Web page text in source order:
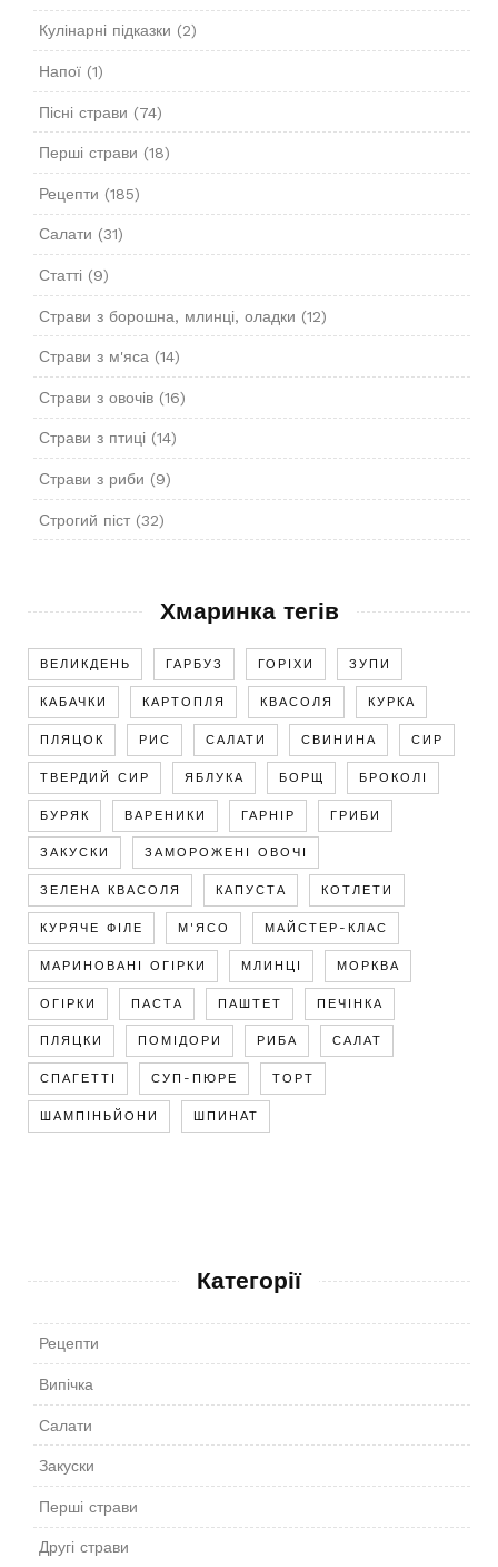
Кулінарні підказки (2)
Напої(1)
Пісні страви (74)
Перші страви (18)
Рецепти (185)
Салати (31)
Статті (9)
Страви з борошна, млинці, оладки (12)
Страви з м'яса(14)
Страви з овочів(16)
Страви з птиці (14)
Страви з риби (9)
Строгий піст(32)
Хмаринка тегів
ВЕЛИКДЕНЬ ГАРБУЗ ГОРІХИ ЗУПИ
КАБАЧКИ КАРТОПЛЯ КВАСОЛЯ КУРКА
ПЛЯЦОК РИС САЛАТИ СВИНИНА СИР
ТВЕРДИЙ СИР ЯБЛУКА БОРЩ БРОКОЛІ
БУРЯК ВАРЕНИКИ ГАРНІР ГРИБИ
ЗАКУСКИ ЗАМОРОЖЕНІ ОВОЧІ
ЗЕЛЕНА КВАСОЛЯ КАПУСТА КОТЛЕТИ
КУРЯЧЕ ФІЛЕ М'ЯСО МАЙСТЕР-КЛАС
МАРИНОВАНІ ОГІРКИ МЛИНЦІ МОРКВА
ОГІРКИ ПАСТА ПАШТЕТ ПЕЧІНКА
ПЛЯЦКИ ПОМІДОРИ РИБА САЛАТ
СПАГЕТТІ СУП-ПЮРЕ ТОРТ
ШАМПІНЬЙОНИ ШПИНАТ
Категорії
Рецепти
Випічка
Салати
Закуски
Перші страви
Другі страви